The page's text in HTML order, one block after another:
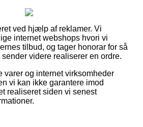
ved hjælp af reklamer. Vi
internet webshops hvori vi
tilbud, og tager honorar for så
videre realiserer en ordre.
varer og internet virksomheder
vi kan ikke garantere imod
realiseret siden vi senest